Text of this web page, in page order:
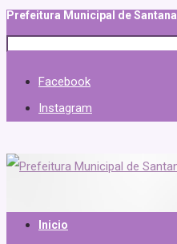
Prefeitura Municipal de Santana
Facebook
Instagram
Inicio